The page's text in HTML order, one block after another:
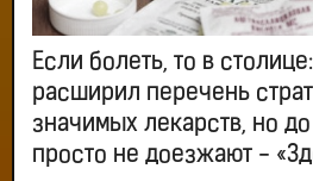
Если болеть, то в
расширил перечень
значимых лекарств, но
просто не доезжают -